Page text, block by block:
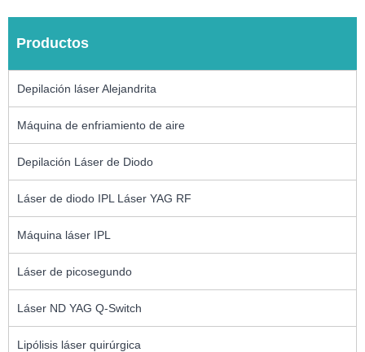
Productos
Depilación láser Alejandrita
Máquina de enfriamiento de aire
Depilación Láser de Diodo
Láser de diodo IPL Láser YAG RF
Máquina láser IPL
Láser de picosegundo
Láser ND YAG Q-Switch
Lipólisis láser quirúrgica